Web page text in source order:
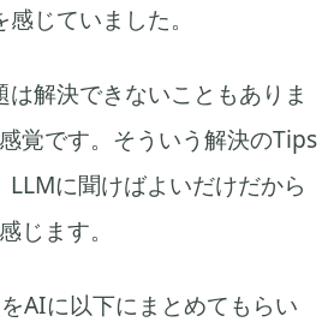
じていました。
解決できないこともありま
覚です。そういう解決のTips
に聞けばよいだけだから
ます。
AIに以下にまとめてもらい